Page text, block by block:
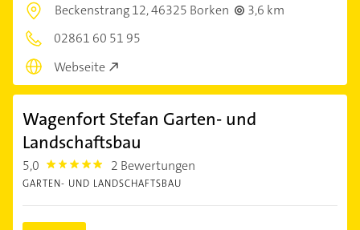
Beckenstrang 12,46325 Borken
3,6 km
02861 60 51 95
Webseite
Wagenfort Stefan Garten- und
Landschaftsbau
5,0 5.0 2 Bewertungen
GARTEN- UND LANDSCHAFTSBAU